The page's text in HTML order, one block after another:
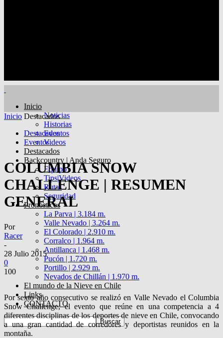
Inicio
Noticias
Historias
Eventos
Videos
Destacados
Backcountry | Anda Seguro
Equipo
Tips|Videos
Rutas
Seguridad
Pronósticos
La Parva | 3.184 m.
Valle Nevado | 3.264 m.
El Colorado | 2.910 m.
Corralco | 1.964 m.
Antillanca | 1.468 m.
Pucón | 1.720 m.
Portillo | 2.929 m.
Nevados de Chillán | 1.970 m.
El mundo de la Nieve en Chile
Links
CONTACTO
Inicio Destacados
Destacados
Eventos
COLUMBIA SNOW
CHALLENGE | RESUMEN
GENERAL
Por
Racer
-
28 Julio 2015
0
100
Por sexto año consecutivo se realizó en Valle Nevado el Columbia
Snow Challenge, el evento que reúne en una competencia a 4
diferentes disciplinas de los deportes de nieve en Chile, convocando
a una gran cantidad de corredores y deportistas reunidos en la
montaña.